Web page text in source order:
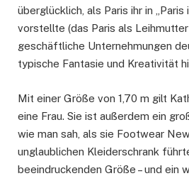
überglücklich, als Paris ihr in „Paris
vorstellte (das Paris als
geschäftliche Unternehmungen
typische Fantasie und Kreativität
Mit einer Größe von 1,70 m gilt
eine Frau. Sie ist außerdem ein
wie man sah, als sie Footwear
unglaublichen Kleiderschrank
beeindruckenden Größe – und ein